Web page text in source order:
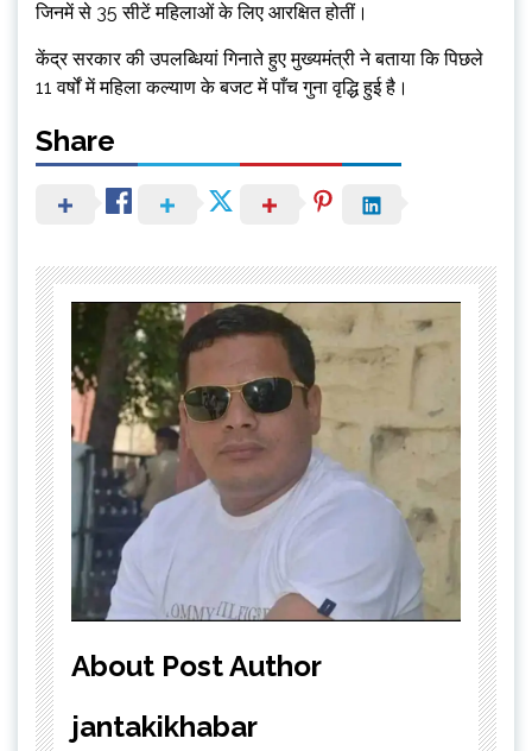
जिनमें से 35 सीटें महिलाओं के लिए आरक्षित होतीं।
केंद्र सरकार की उपलब्धियां गिनाते हुए मुख्यमंत्री ने बताया कि पिछले
11 वर्षों में महिला कल्याण के बजट में पाँच गुना वृद्धि हुई है।
Share
About Post Author
jantakikhabar